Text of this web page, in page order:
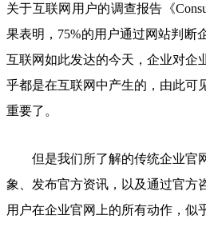
关于互联网用户的调查报告《
果表明，75%的用户通过网站判断
互联网如此发达的今天，企业对企
乎都是在互联网中产生的，由此可
重要了。
但是我们所了解的传统企业官
象、发布官方资讯，以及通过官方
用户在企业官网上的所有动作，似